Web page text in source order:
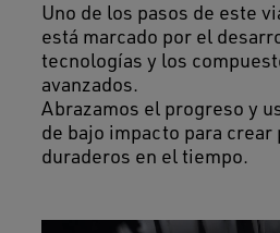
Uno de los pasos de este
está marcado por el
tecnologías y los
avanzados.
Abrazamos el progreso y
de bajo impacto para
duraderos en el tiempo.